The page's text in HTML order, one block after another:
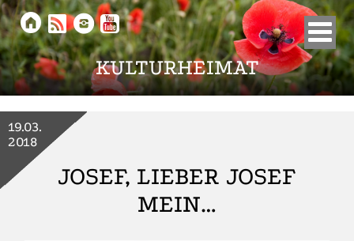
KULTURHEIMAT
    
JOSEF, LIEBER JOSEF
MEIN…
19.03.
2018